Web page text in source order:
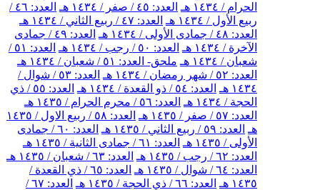
الحرام / ١٤٣٤ هـ
العدد: ٤٥ / صفر / ١٤٣٤ هـ
العدد: ٤٦ /
ربيع الأول / ١٤٣٤ هـ
العدد: ٤٧ / ربيع الثاني / ١٤٣٤ هـ
العدد: ٤٨ / جمادى الأولى / ١٤٣٤ هـ
العدد: ٤٩ / جمادى
الآخرة / ١٤٣٤ هـ
العدد: ٥٠ / رجب / ١٤٣٤ هـ
العدد: ٥١ /
شعبان / ١٤٣٤ هـ
ملحق- العدد: ٥١ / شعبان / ١٤٣٤ هـ
العدد: ٥٢ / شهر رمضان / ١٤٣٤ هـ
العدد: ٥٣ / شوال /
١٤٣٤ هـ
العدد: ٥٤ / ذو القعدة / ١٤٣٤ هـ
العدد: ٥٥ / ذي
الحجة / ١٤٣٤ هـ
العدد: ٥٦ / محرم الحرام / ١٤٣٥ هـ
العدد: ٥٧ / صفر / ١٤٣٥ هـ
العدد: ٥٨ / ربيع الاول / ١٤٣٥
هـ العدد: ٥٩ / ربيع الثاني / ١٤٣٥ هـ
العدد: ٦٠ / جمادى
الأولى / ١٤٣٥ هـ
العدد: ٦١ / جمادى الثانية / ١٤٣٥ هـ
العدد: ٦٢ / رجب / ١٤٣٥ هـ
العدد: ٦٣ / شعبان / ١٤٣٥ هـ
العدد: ٦٤ / شوال / ١٤٣٥ هـ
العدد: ٦٥ / ذي القعدة /
١٤٣٥ هـ
العدد: ٦٦ / ذي الحجة / ١٤٣٥ هـ
العدد: ٦٧ /